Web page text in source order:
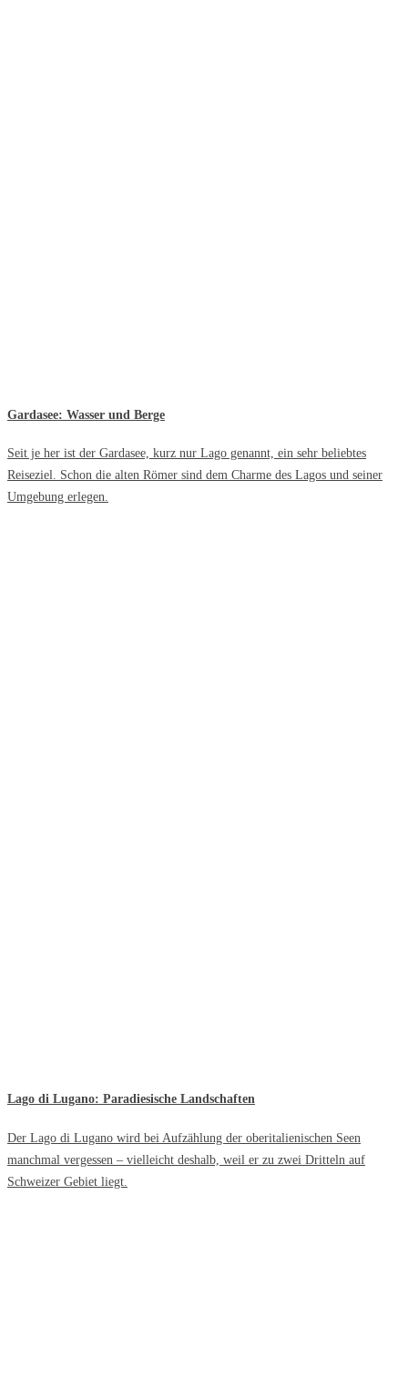
Gardasee: Wasser und Berge
Seit je her ist der Gardasee, kurz nur Lago genannt, ein sehr beliebtes
Reiseziel. Schon die alten Römer sind dem Charme des Lagos und seiner
Umgebung erlegen.
Lago di Lugano: Paradiesische Landschaften
Der Lago di Lugano wird bei Aufzählung der oberitalienischen Seen
manchmal vergessen – vielleicht deshalb, weil er zu zwei Dritteln auf
Schweizer Gebiet liegt.